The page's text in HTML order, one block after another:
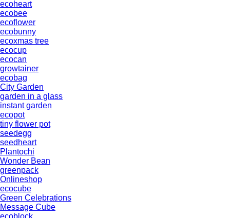
ecoheart
ecobee
ecoflower
ecobunny
ecoxmas tree
ecocup
ecocan
growtainer
ecobag
City Garden
garden in a glass
instant garden
ecopot
tiny flower pot
seedegg
seedheart
Plantochi
Wonder Bean
greenpack
Onlineshop
ecocube
Green Celebrations
Message Cube
ecoblock